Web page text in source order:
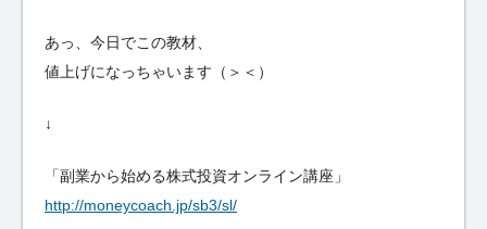
あっ、今日でこの教材、
値上げになっちゃいます（＞＜）
↓
「副業から始める株式投資オンライン講座」
http://moneycoach.jp/sb3/sl/